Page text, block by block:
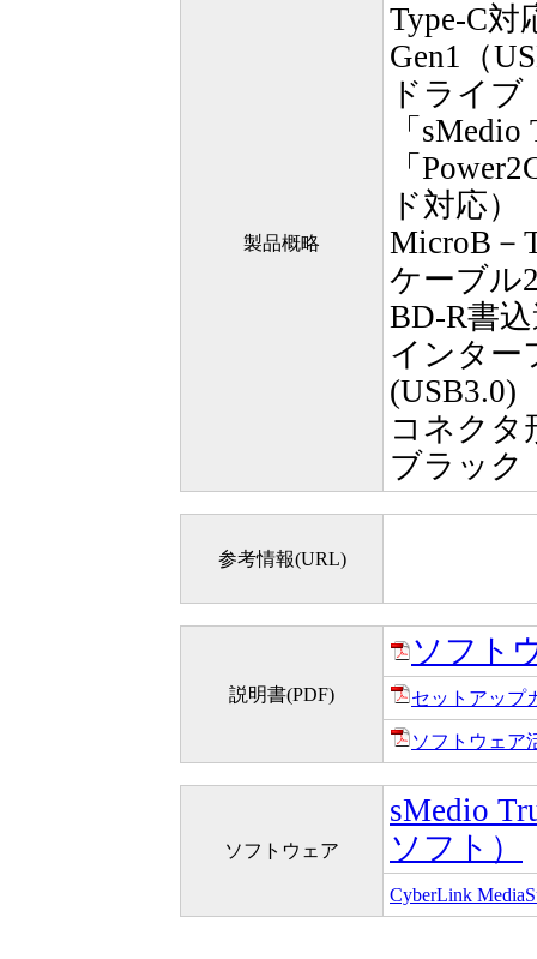
製品概略
Type-C対
Gen1（
ドライブ
「
「
ド対応）
MicroB－
ケーブル
BD-R書
インター
(USB3.0)
コネクタ
ブラック
参考情報(URL)
説明書(PDF)
ソフト
セットアップ
ソフトウェア
ソフトウェア
sMedio
ソフト）
CyberLink